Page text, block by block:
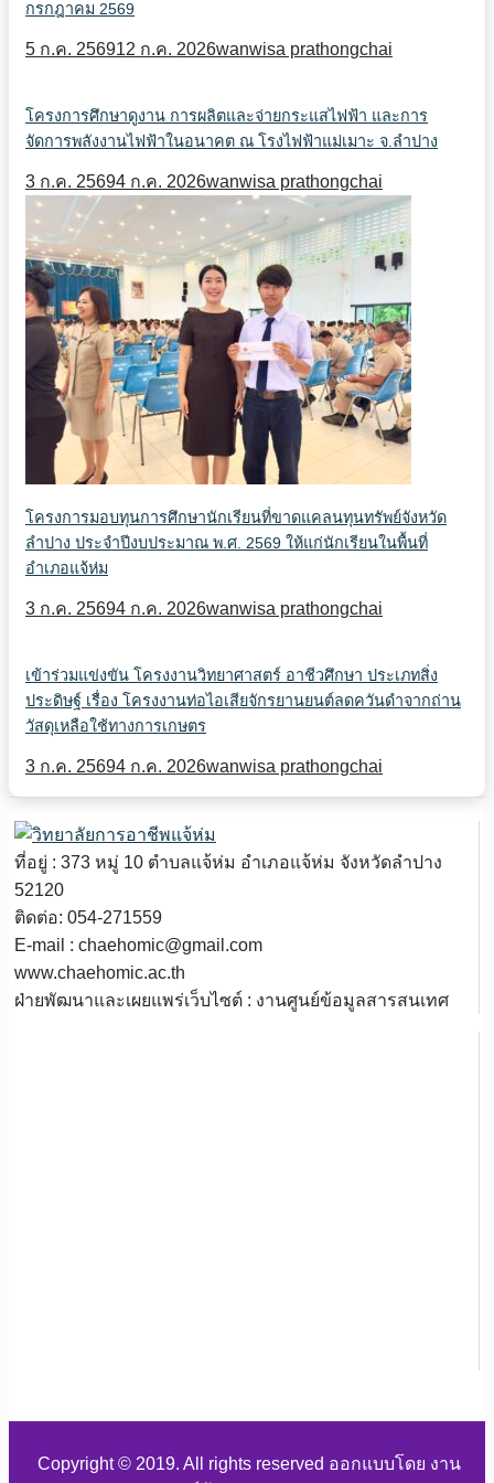
กรกฎาคม 2569
5 ก.ค. 256912 ก.ค. 2026wanwisa prathongchai
โครงการศึกษาดูงาน การผลิตและจ่ายกระแสไฟฟ้า และการ
จัดการพลังงานไฟฟ้าในอนาคต ณ โรงไฟฟ้าแม่เมาะ จ.ลำปาง
3 ก.ค. 25694 ก.ค. 2026wanwisa prathongchai
โครงการมอบทุนการศึกษานักเรียนที่ขาดแคลนทุนทรัพย์จังหวัด
ลำปาง ประจำปีงบประมาณ พ.ศ. 2569 ให้แก่นักเรียนในพื้นที่
อำเภอแจ้ห่ม
3 ก.ค. 25694 ก.ค. 2026wanwisa prathongchai
เข้าร่วมแข่งขัน โครงงานวิทยาศาสตร์ อาชีวศึกษา ประเภทสิ่ง
ประดิษฐ์ เรื่อง โครงงานท่อไอเสียจักรยานยนต์ลดควันดำจากถ่าน
วัสดุเหลือใช้ทางการเกษตร
3 ก.ค. 25694 ก.ค. 2026wanwisa prathongchai
ที่อยู่ : 373 หมู่ 10 ตำบลแจ้ห่ม อำเภอแจ้ห่ม จังหวัดลำปาง
52120
ติดต่อ: 054-271559
E-mail : chaehomic@gmail.com
www.chaehomic.ac.th
ฝ่ายพัฒนาและเผยแพร่เว็บไซต์ : งานศูนย์ข้อมูลสารสนเทศ
Copyright © 2019. All rights reserved ออกแบบโดย งาน